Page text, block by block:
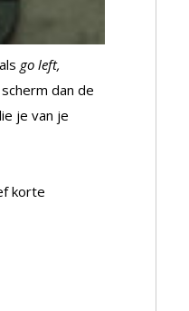
go left,
dan de
je van je
korte